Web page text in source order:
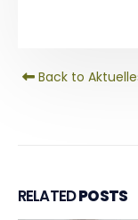
Back to
RELATEDPOSTS